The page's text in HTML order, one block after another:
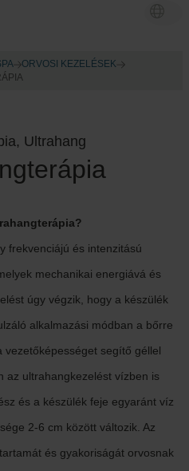
ORVOSI KEZELÉSEK
Ultrahang
frekvenciájú és intenzitású
mechanikai energiává és
úgy végzik, hogy a készülék
alkalmazási módban a bőrre
vezetőképességet segítő géllel
az ultrahangkezelést vízben is
és a készülék feje egyaránt víz
2-6 cm között változik. Az
és gyakoriságát orvosnak